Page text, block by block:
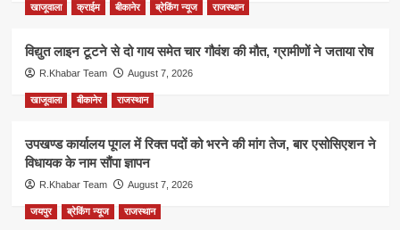
खाजूवाला क्राईम बीकानेर ब्रेकिंग न्यूज राजस्थान
विद्युत लाइन टूटने से दो गाय समेत चार गौवंश की मौत, ग्रामीणों ने जताया रोष
R.Khabar Team August 7, 2026
खाजूवाला बीकानेर राजस्थान
उपखण्ड कार्यालय पूगल में रिक्त पदों को भरने की मांग तेज, बार एसोसिएशन ने
विधायक के नाम सौंपा ज्ञापन
R.Khabar Team August 7, 2026
जयपुर ब्रेकिंग न्यूज राजस्थान